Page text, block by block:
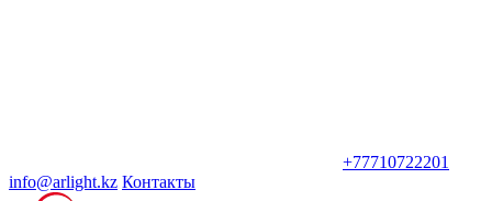
+77710722201
info@arlight.kz Контакты